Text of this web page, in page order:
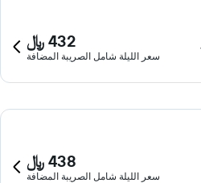
432 ﷼
سعر الليلة شامل الصريبة المضافة
438 ﷼
سعر الليلة شامل الصريبة المضافة